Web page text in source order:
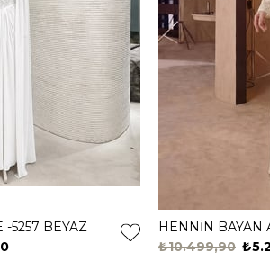
-5257 BEYAZ
HENNİN BAYAN
₺10.499,90